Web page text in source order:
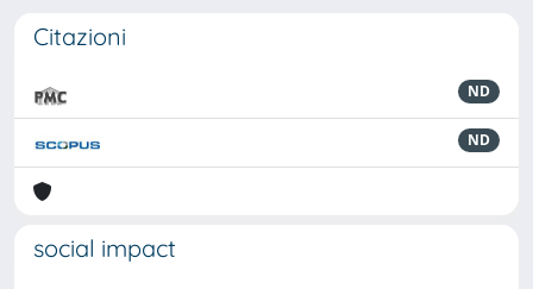
Citazioni
ND
ND
social impact